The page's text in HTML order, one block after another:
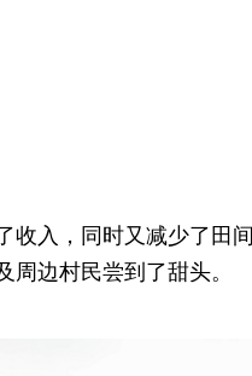
收入，同时又减少了田
周边村民尝到了甜头。